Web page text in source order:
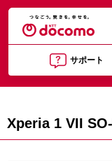
サポート
Xperia 1 VII